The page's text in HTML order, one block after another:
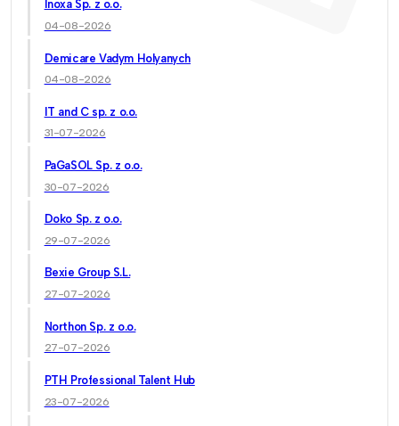
Inoxa Sp. z o.o.
04-08-2026
Demicare Vadym Holyanych
04-08-2026
IT and C sp. z o.o.
31-07-2026
PaGaSOL Sp. z o.o.
30-07-2026
Doko Sp. z o.o.
29-07-2026
Bexie Group S.L.
27-07-2026
Northon Sp. z o.o.
27-07-2026
PTH Professional Talent Hub
23-07-2026